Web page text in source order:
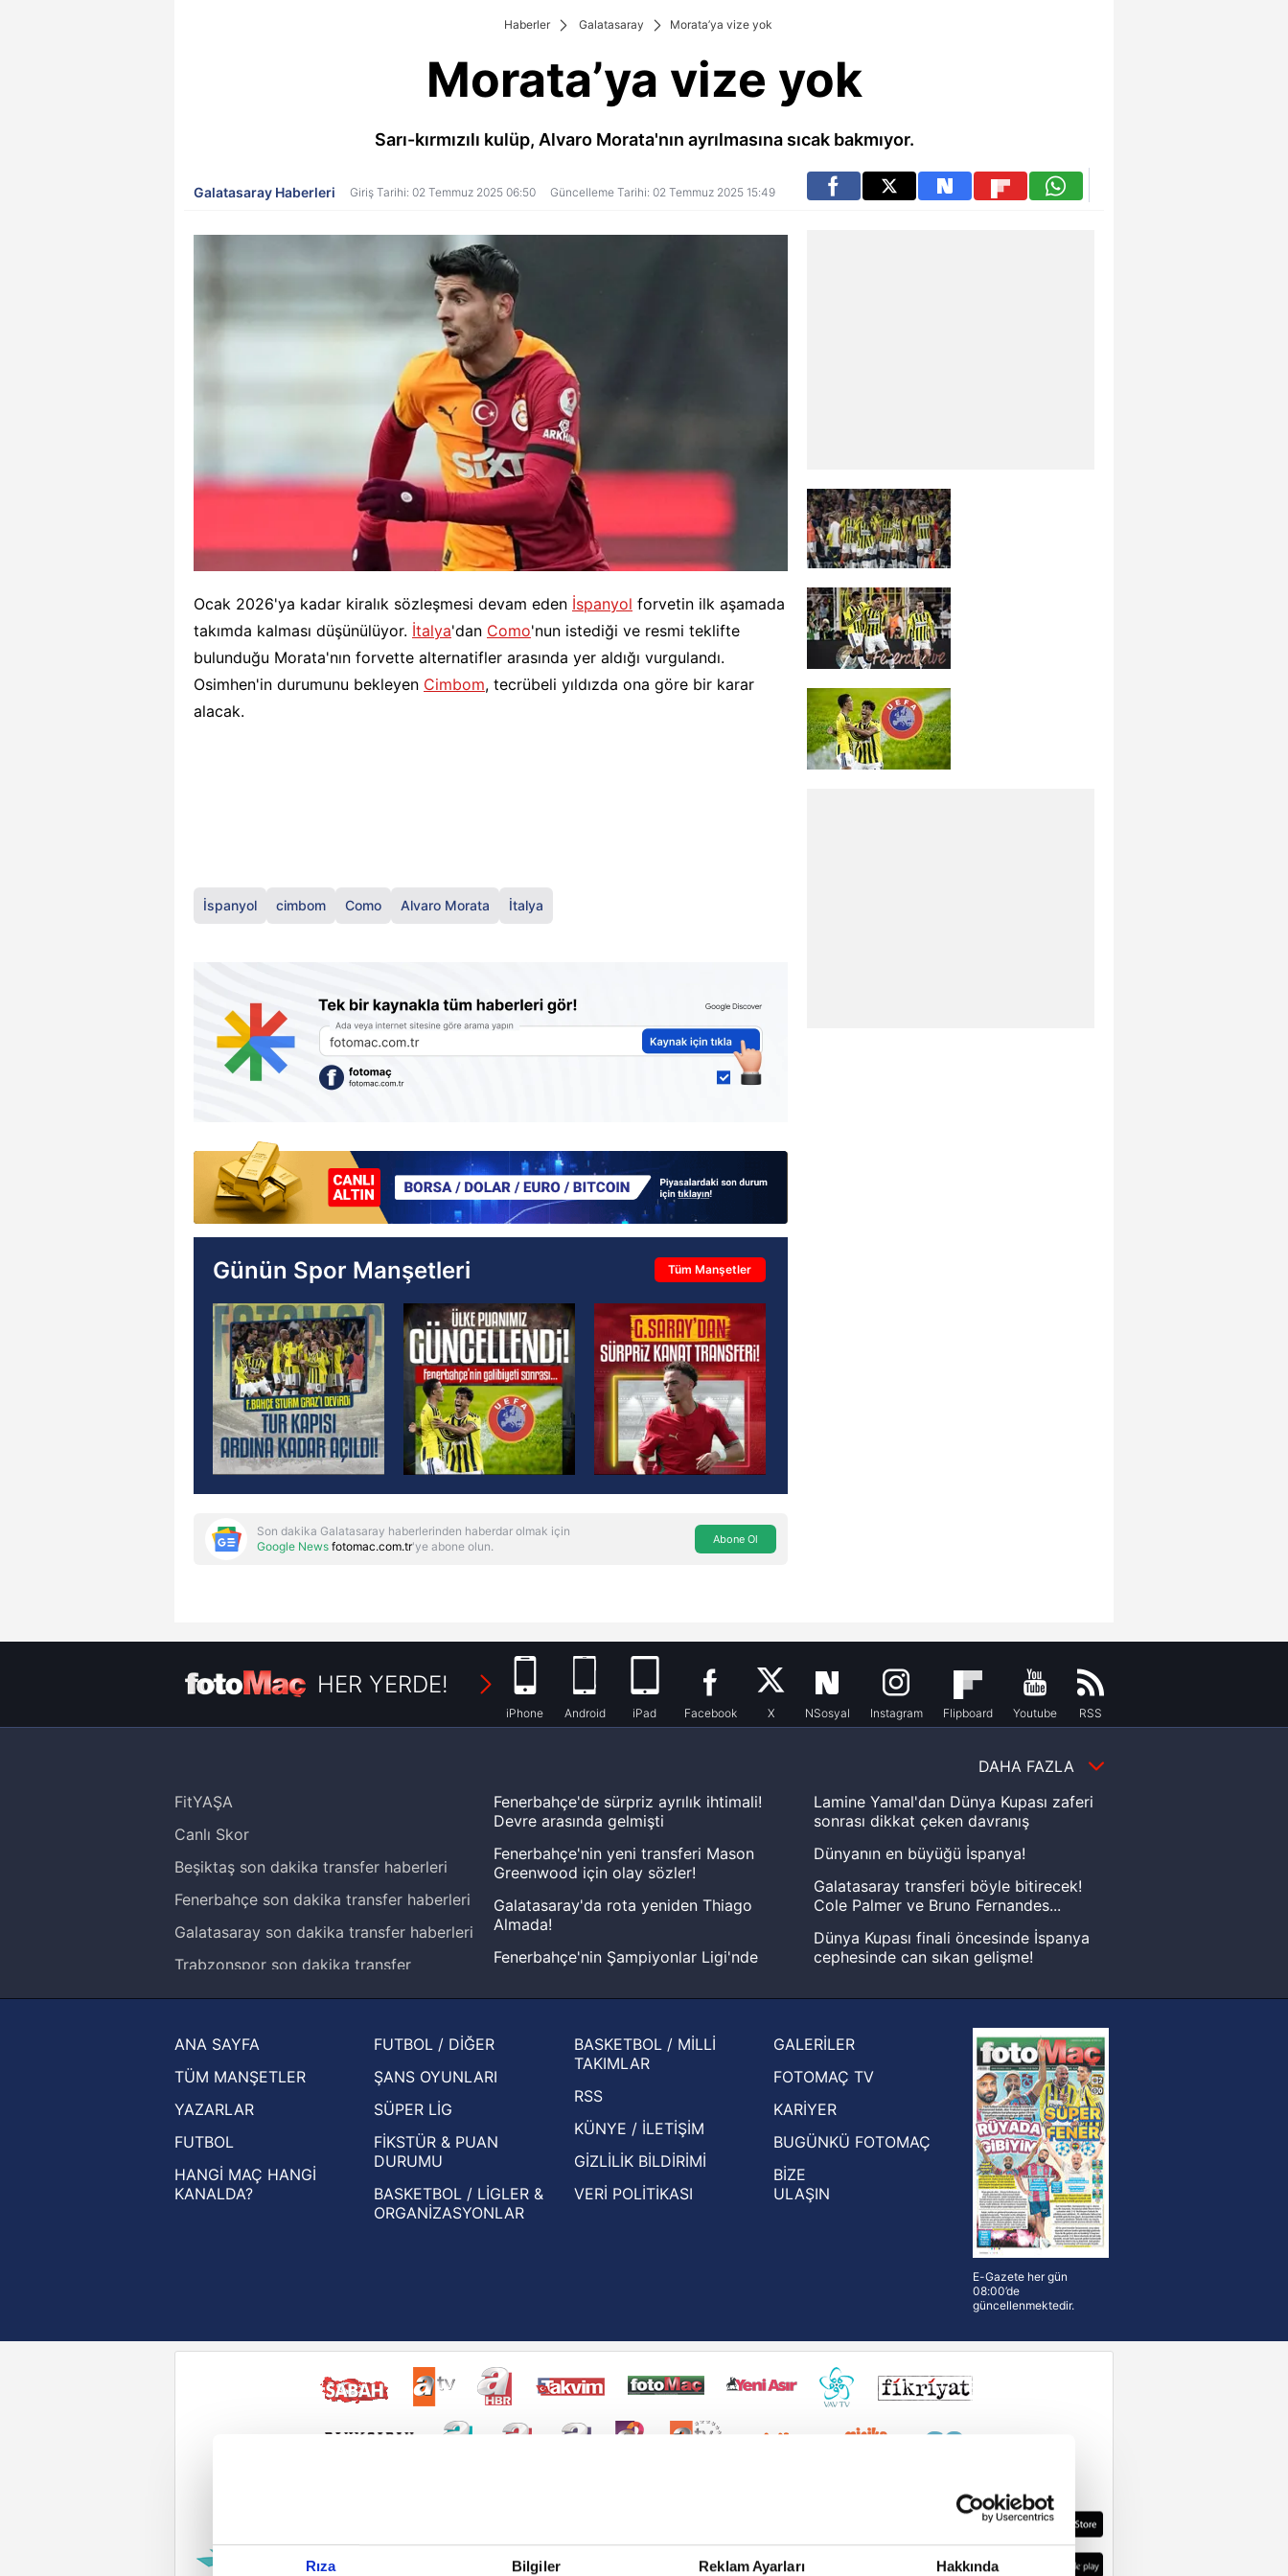
Rıza Bilgiler Reklam Ayarları Hakkında
Reddet
Haberler Galatasaray Morata’ya vize yok
Morata’ya vize yok
Sarı-kırmızılı kulüp, Alvaro Morata'nın ayrılmasına sıcak bakmıyor.
Galatasaray Haberleri Giriş Tarihi: 02 Temmuz 2025 06:50 Güncelleme Tarihi: 02 Temmuz 2025 15:49
Ocak 2026'ya kadar kiralık sözleşmesi devam eden İspanyol forvetin ilk aşamada
takımda kalması düşünülüyor. İtalya'dan Como'nun istediği ve resmi teklifte
bulunduğu Morata'nın forvette alternatifler arasında yer aldığı vurgulandı.
Osimhen'in durumunu bekleyen Cimbom, tecrübeli yıldızda ona göre bir karar
alacak.
İspanyol cimbom Como Alvaro Morata İtalya
Günün Spor Manşetleri Tüm Manşetler
Son dakika Galatasaray haberlerinden haberdar olmak için
Google News fotomac.com.tr'ye abone olun. Abone Ol
HER YERDE!
iPhone Android iPad Facebook X NSosyal Instagram Flipboard Youtube RSS
DAHA FAZLA
FitYAŞA
Canlı Skor
Beşiktaş son dakika transfer haberleri
Fenerbahçe son dakika transfer haberleri
Galatasaray son dakika transfer haberleri
Trabzonspor son dakika transfer
Ziraat Türkiye Kupası haberleri
UEFA Şampiyonlar Ligi haberleri
UEFA Avrupa Ligi haberleri
UEFA Konferans Ligi haberleri
Fenerbahçe'de sürpriz ayrılık ihtimali!
Devre arasında gelmişti
Fenerbahçe'nin yeni transferi Mason
Greenwood için olay sözler!
Galatasaray'da rota yeniden Thiago
Almada!
Fenerbahçe'nin Şampiyonlar Ligi'nde
Zabrze'yi elerlerse...
basından gündem olan manşetler!
Beşiktaş'ın UEFA Avrupa Ligi'nde 3. Ön
Eleme Turu muhtemel rakipleri belli oldu!
Lamine Yamal'dan Dünya Kupası zaferi
sonrası dikkat çeken davranış
Dünyanın en büyüğü İspanya!
Galatasaray transferi böyle bitirecek!
Cole Palmer ve Bruno Fernandes...
Dünya Kupası finali öncesinde İspanya
cephesinde can sıkan gelişme!
Hernan Crespo, Meksika Ligi
ekiplerinden Atlas'ın yeni teknik direktörü
oldu
ANA SAYFA
TÜM MANŞETLER
YAZARLAR
FUTBOL
HANGİ MAÇ HANGİ
KANALDA?
FUTBOL / DİĞER
ŞANS OYUNLARI
SÜPER LİG
FİKSTÜR & PUAN
DURUMU
BASKETBOL / LİGLER &
ORGANİZASYONLAR
BASKETBOL / MİLLİ
TAKIMLAR
RSS
KÜNYE / İLETİŞİM
GİZLİLİK BİLDİRİMİ
VERİ POLİTİKASI
GALERİLER
FOTOMAÇ TV
KARİYER
BUGÜNKÜ FOTOMAÇ
BİZE
ULAŞIN
E-Gazete her gün
08:00’de
güncellenmektedir.